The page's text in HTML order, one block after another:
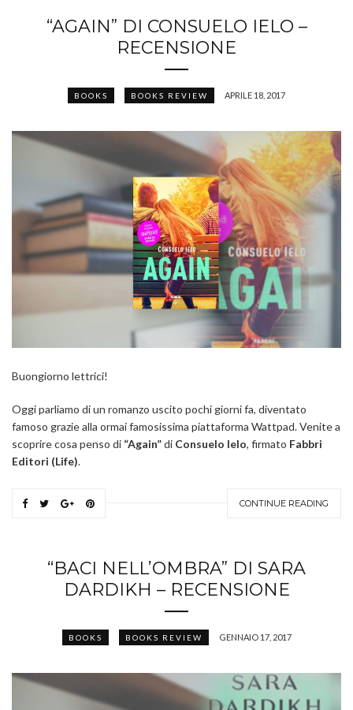
“AGAIN” DI CONSUELO IELO –
RECENSIONE
BOOKS BOOKS REVIEW APRILE 18, 2017
Buongiorno lettrici!
Oggi parliamo di un romanzo uscito pochi giorni fa, diventato
famoso grazie alla ormai famosissima piattaforma Wattpad. Venite a
scoprire cosa penso di “Again”di Consuelo Ielo, firmato Fabbri
Editori (Life).
CONTINUE READING
“BACI NELL’OMBRA” DI SARA
DARDIKH – RECENSIONE
BOOKS BOOKS REVIEW GENNAIO 17, 2017